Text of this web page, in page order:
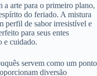
a arte para o primeiro plano,
do feriado. A mistura
perfil de sabor irresistível e
para seus entes
e cuidado.
servem como um ponto
diversão